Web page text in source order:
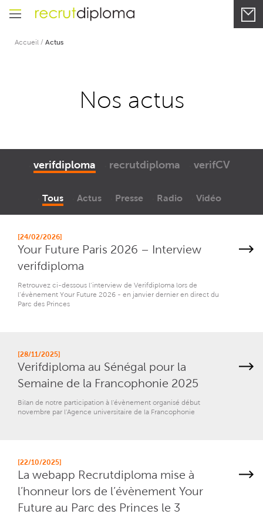
Accueil / Actus
Nos actus
verifdiploma recrutdiploma verifCV
Tous Actus Presse Radio Vidéo
[24/02/2026]
Your Future Paris 2026 – Interview
verifdiploma
Retrouvez ci-dessous l’interview de Verifdiploma lors de
l’évènement Your Future 2026 - en janvier dernier en direct du
Parc des Princes
[28/11/2025]
Verifdiploma au Sénégal pour la
Semaine de la Francophonie 2025
Bilan de notre participation à l'évènement organisé début
novembre par l'Agence universitaire de la Francophonie
[22/10/2025]
La webapp Recrutdiploma mise à
l’honneur lors de l’évènement Your
Future au Parc des Princes le 3